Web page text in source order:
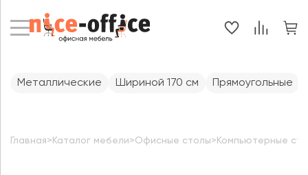
Главная> Каталог мебели>Офисные столы> Компьютерные
Металлические Шириной 170 см Прямоугольные